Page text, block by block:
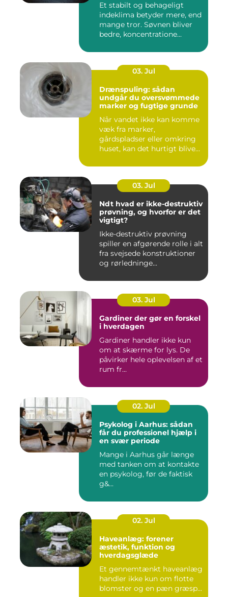
Et stabilt og behageligt
indeklima betyder mere, end
mange tror. Søvnen bliver
bedre, koncentratione...
03. Jul
Drænspuling: sådan
undgår du oversvømmede
marker og fugtige grunde
Når vandet ikke kan komme
væk fra marker,
gårdspladser eller omkring
huset, kan det hurtigt blive
03. Jul
Ndt hvad er ikke-destruktiv
prøvning, og hvorfor er det
vigtigt?
Ikke-destruktiv prøvning
spiller en afgørende rolle i alt
fra svejsede konstruktioner
og rørledninge...
03. Jul
Gardiner der gør en forskel
i hverdagen
Gardiner handler ikke kun
om at skærme for lys. De
påvirker hele oplevelsen af et
rum fr...
02. Jul
Psykolog i Aarhus: sådan
får du professionel hjælp i
en svær periode
Mange i Aarhus går længe
med tanken om at kontakte
en psykolog, før de faktisk
g&...
02. Jul
Haveanlæg: forener
æstetik, funktion og
hverdagsglæde
Et gennemtænkt haveanlæg
handler ikke kun om flotte
blomster og en pæn græsp...